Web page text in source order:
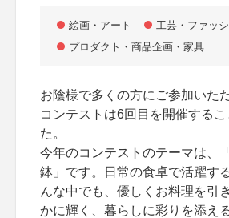
絵画・アート
工芸・ファッ
プロダクト・商品企画・家具
お陰様で多くの方にご参加いた
コンテストは6回目を開催する
た。
今年のコンテストのテーマは、
鉢」です。日常の食卓で活躍す
んな中でも、優しくお料理を引
かに輝く、暮らしに彩りを添え